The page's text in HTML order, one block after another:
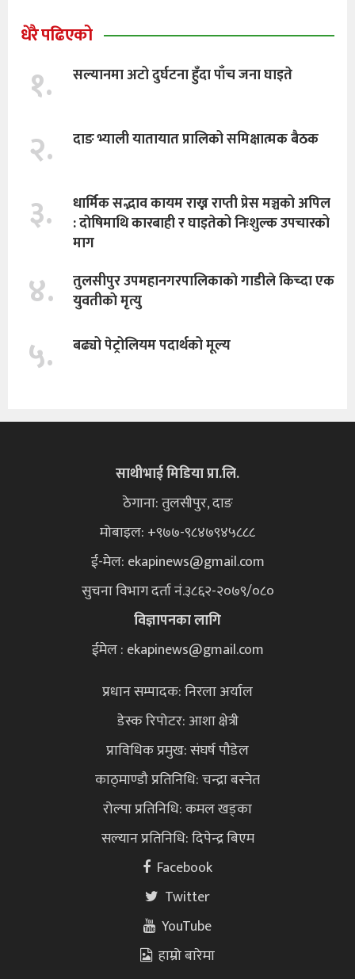
धेरै पढिएको
१. सल्यानमा अटो दुर्घटना हुँदा पाँच जना घाइते
२. दाङ भ्याली यातायात प्रालिको समिक्षात्मक बैठक
३.
धार्मिक सद्भाव कायम राख्न राप्ती प्रेस मञ्चको अपिल
: दाेषिमाथि कारबाही र घाइतेको निःशुल्क उपचारको
माग
४.
तुलसीपुर उपमहानगरपालिकाकाे गाडीले किच्दा एक
युवतीकाे मृत्यु
५. बढ्यो पेट्रोलियम पदार्थको मूल्य
साथीभाई मिडिया प्रा.लि.
ठेगाना: तुलसीपुर, दाङ
मोबाइल: +९७७-९८४७९४५८८८
ई-मेल: ekapinews@gmail.com
सुचना विभाग दर्ता नं.३८६२-२०७९/०८०
विज्ञापनका लागि
ईमेल : ekapinews@gmail.com
प्रधान सम्पादक: निरला अर्याल
डेस्क रिपोटर: आशा क्षेत्री
प्राविधिक प्रमुख: संघर्ष पौडेल
काठ्माण्डौ प्रतिनिधि: चन्द्रा बस्नेत
रोल्पा प्रतिनिधि: कमल खड्का
सल्यान प्रतिनिधि: दिपेन्द्र बिएम
Facebook
Twitter
YouTube
हाम्रो बारेमा